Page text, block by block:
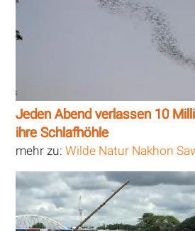
Jeden Abend verlassen 10
ihre Schlafhöhle
mehr zu:Wilde Natur Nakhon